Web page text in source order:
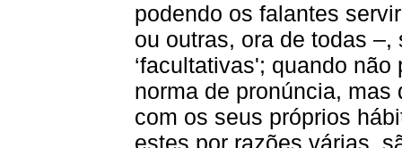
podendo os falantes
ou outras, ora de todas –,
‘facultativas'; quando
norma de pronúncia,
com os seus próprios
estes por razões várias,